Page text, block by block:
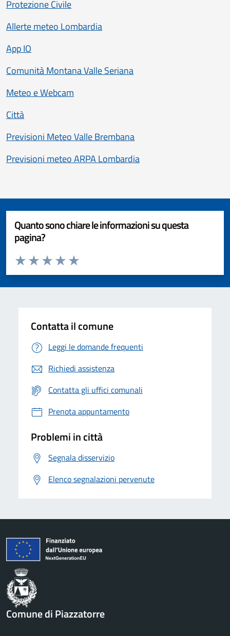
Protezione Civile
Allerte meteo Lombardia
App IO
Comunità Montana Valle Seriana
Meteo e Webcam
Città
Previsioni Meteo Valle Brembana
Previsioni meteo ARPA Lombardia
Quanto sono chiare le informazioni su questa
pagina?
Valuta da 1 a 5 stelle la pagina
Contatta il comune
Leggi le domande frequenti
Richiedi assistenza
Contatta gli uffici comunali
Prenota appuntamento
Problemi in città
Segnala disservizio
Elenco segnalazioni pervenute
Comune di Piazzatorre